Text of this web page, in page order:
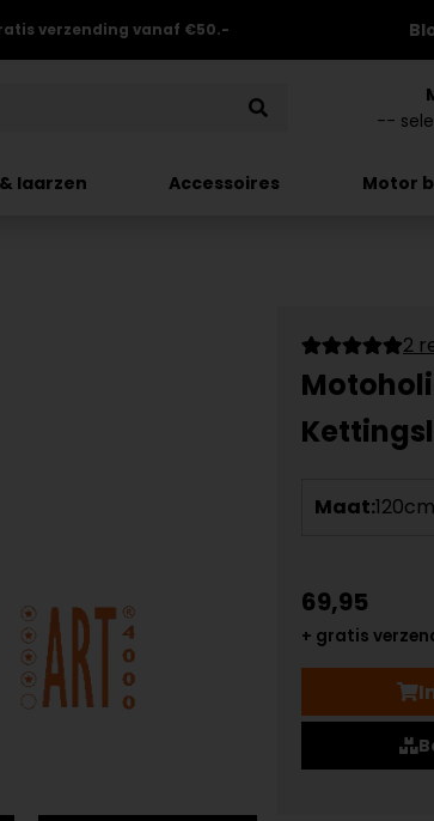
verzending vanaf €50.-
laarzen Accessoires Motor
2
Maat:120cm
69,95
+ gratis